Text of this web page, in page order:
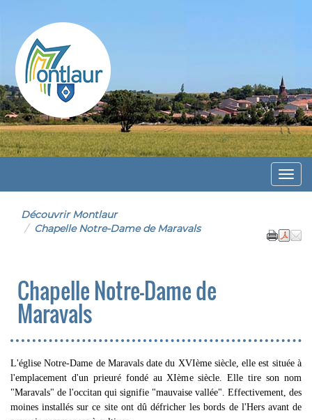
Montlaur
Menu
Découvrir Montlaur
Chapelle Notre-Dame de Maravals
Chapelle Notre-Dame de
Maravals
L'église Notre-Dame de Maravals date du XVIème siècle, elle est située à
l'emplacement d'un prieuré fondé au XIème siècle. Elle tire son nom
"Maravals" de l'occitan qui signifie "mauvaise vallée". Effectivement, des
moines installés sur ce site ont dû défricher les bords de l'Hers avant de